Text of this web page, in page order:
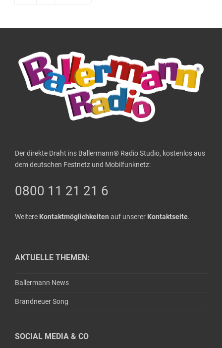
Der direkte Draht ins Ballermann® Radio Studio, kostenlos aus
dem deutschen Festnetz und Mobilfunknetz:
0800 11 21 21 6
Weitere Kontaktmöglichkeiten auf unserer Kontaktseite.
AKTUELLE THEMEN:
Ballermann News
Brandneuer Song
SOCIAL MEDIA & CO